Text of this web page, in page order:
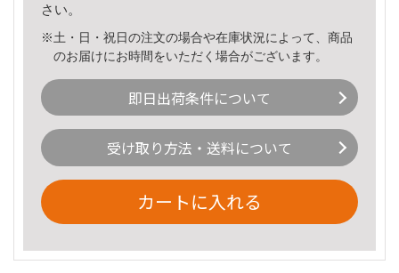
さい。
※土・日・祝日の注文の場合や在庫状況によって、商品
のお届けにお時間をいただく場合がございます。
即日出荷条件について
受け取り方法・送料について
カートに入れる